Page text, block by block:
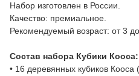
Набор изготовлен в России.
Качество: премиальное.
Рекомендуемый возраст: от 3
Состав набора Кубики Кооса:
• 16 деревянных кубиков